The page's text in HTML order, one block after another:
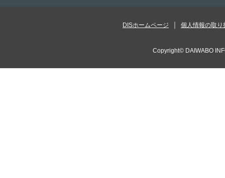
DISホームページ 個人情報の取り
Copyright© DAIWABO